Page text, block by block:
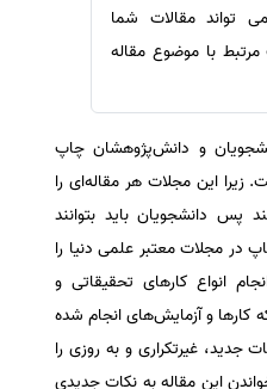
تواند مقالات شما
با موضوع مقاله
و دانش‌پژوهشان چاپ
این مجلات هر مقاله‌ای را
پس دانشجویان باید بتوانند
در مجلات معتبر علمی دنیا را
انواع کارهای تحقیقاتی و
کارها و آزمایش‌های انجام شده
جدید، غیرتکراری و به روزی را
این مقاله به نکات جدیدی